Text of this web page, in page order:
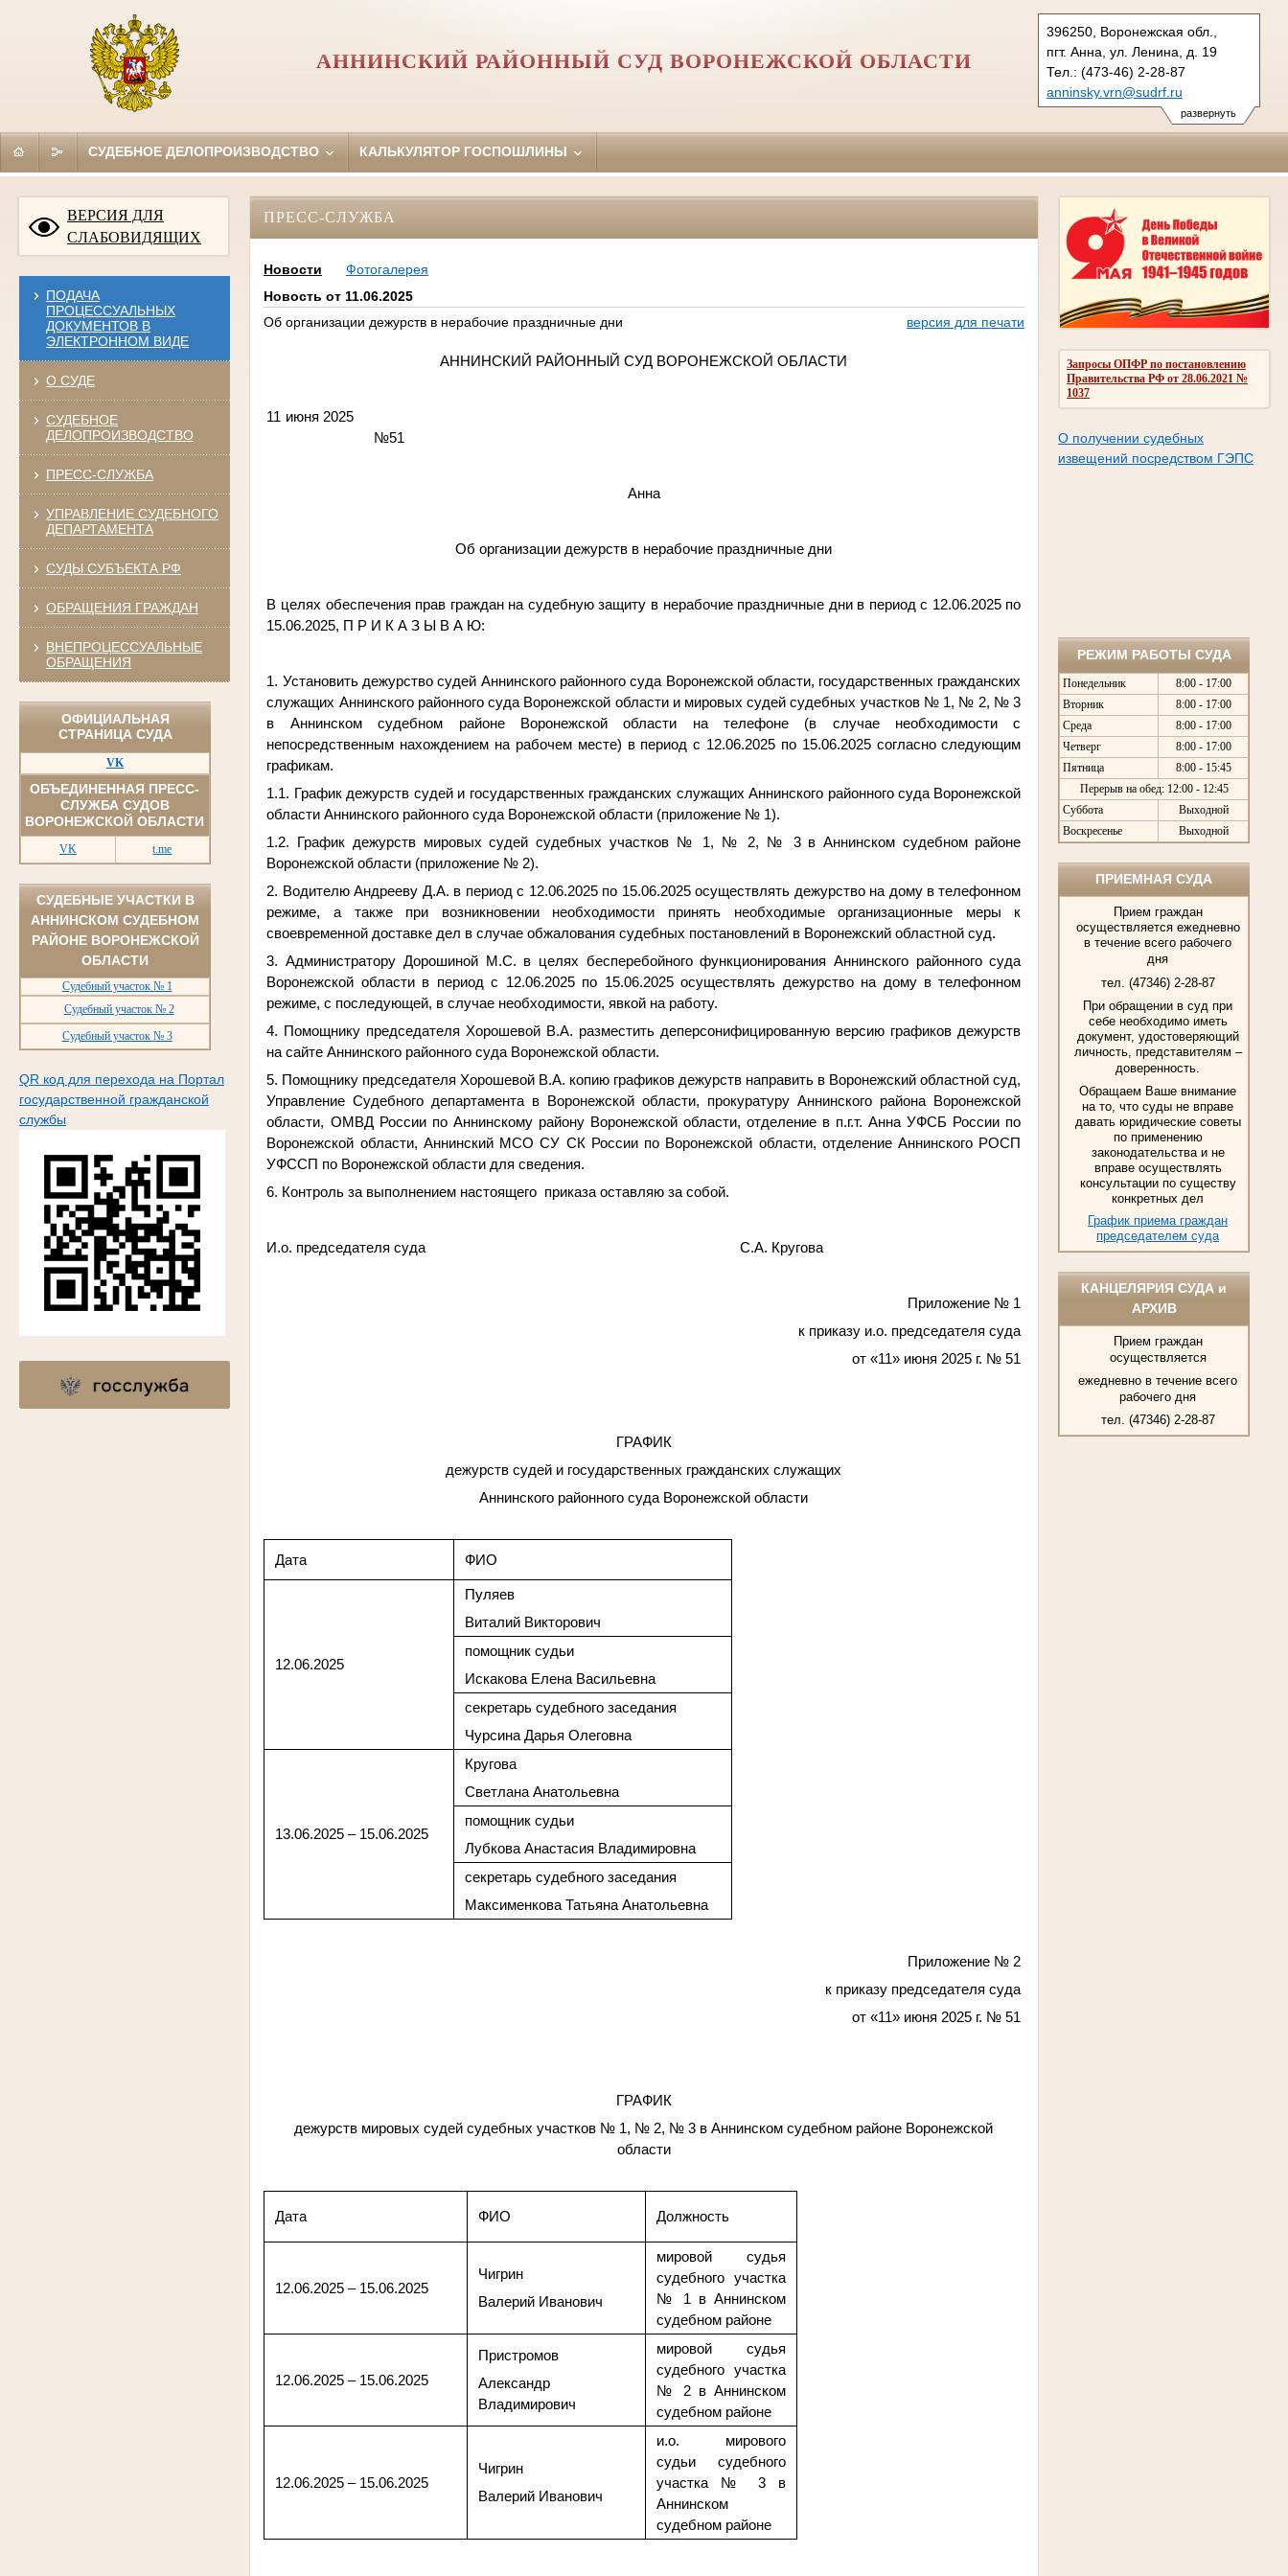
развернуть
396250, Воронежская обл.,
пгт. Анна, ул. Ленина, д. 19
Тел.: (473-46) 2-28-87
anninsky.vrn@sudrf.ru
схема проезда
АННИНСКИЙ РАЙОННЫЙ СУД ВОРОНЕЖСКОЙ ОБЛАСТИ
СУДЕБНОЕ ДЕЛОПРОИЗВОДСТВО КАЛЬКУЛЯТОР ГОСПОШЛИНЫ
ВЕРСИЯ ДЛЯ
СЛАБОВИДЯЩИХ
ПОДАЧА
ПРОЦЕССУАЛЬНЫХ
ДОКУМЕНТОВ В
ЭЛЕКТРОННОМ ВИДЕ
О СУДЕ
СУДЕБНОЕ
ДЕЛОПРОИЗВОДСТВО
ПРЕСС-СЛУЖБА
УПРАВЛЕНИЕ СУДЕБНОГО
ДЕПАРТАМЕНТА
СУДЫ СУБЪЕКТА РФ
ОБРАЩЕНИЯ ГРАЖДАН
ВНЕПРОЦЕССУАЛЬНЫЕ
ОБРАЩЕНИЯ
ОФИЦИАЛЬНАЯ
СТРАНИЦА СУДА
VK
ОБЪЕДИНЕННАЯ ПРЕСС-
СЛУЖБА СУДОВ
ВОРОНЕЖСКОЙ ОБЛАСТИ
VK t.me
СУДЕБНЫЕ УЧАСТКИ В
АННИНСКОМ СУДЕБНОМ
РАЙОНЕ ВОРОНЕЖСКОЙ
ОБЛАСТИ
Судебный участок № 1
Судебный участок № 2
Судебный участок № 3
QR код для перехода на Портал
государственной гражданской
службы
Запросы ОПФР по постановлению
Правительства РФ от 28.06.2021 №
1037
О получении судебных
извещений посредством ГЭПС
РЕЖИМ РАБОТЫ СУДА
Понедельник
8:00 - 17:00
Вторник
8:00 - 17:00
Среда
8:00 - 17:00
Четверг
8:00 - 17:00
Пятница
8:00 - 15:45
Перерыв на обед: 12:00 - 12:45
Суббота
Выходной
Воскресенье
Выходной
ПРИЕМНАЯ СУДА
Прием граждан
осуществляется ежедневно
в течение всего рабочего
дня
тел. (47346) 2-28-87
При обращении в суд при
себе необходимо иметь
документ, удостоверяющий
личность, представителям –
доверенность.
Обращаем Ваше внимание
на то, что суды не вправе
давать юридические советы
по применению
законодательства и не
вправе осуществлять
консультации по существу
конкретных дел
График приема граждан
председателем суда
КАНЦЕЛЯРИЯ СУДА и
АРХИВ
Прием граждан
осуществляется
ежедневно в течение всего
рабочего дня
тел. (47346) 2-28-87
ПРЕСС-СЛУЖБА
Новости
Фотогалерея
Новость от 11.06.2025
Об организации дежурств в нерабочие праздничные дни
версия для печати
АННИНСКИЙ РАЙОННЫЙ СУД ВОРОНЕЖСКОЙ ОБЛАСТИ
11 июня 2025
№51
Анна
Об организации дежурств в нерабочие праздничные дни
В целях обеспечения прав граждан на судебную защиту в нерабочие праздничные дни в период с 12.06.2025 по
15.06.2025, П Р И К А З Ы В А Ю:
1. Установить дежурство судей Аннинского районного суда Воронежской области, государственных гражданских
служащих Аннинского районного суда Воронежской области и мировых судей судебных участков № 1, № 2, № 3
в Аннинском судебном районе Воронежской области на телефоне (в случае необходимости с
непосредственным нахождением на рабочем месте) в период с 12.06.2025 по 15.06.2025 согласно следующим
графикам.
1.1. График дежурств судей и государственных гражданских служащих Аннинского районного суда Воронежской
области Аннинского районного суда Воронежской области (приложение № 1).
1.2. График дежурств мировых судей судебных участков № 1, № 2, № 3 в Аннинском судебном районе
Воронежской области (приложение № 2).
2. Водителю Андрееву Д.А. в период с 12.06.2025 по 15.06.2025 осуществлять дежурство на дому в телефонном
режиме, а также при возникновении необходимости принять необходимые организационные меры к
своевременной доставке дел в случае обжалования судебных постановлений в Воронежский областной суд.
3. Администратору Дорошиной М.С. в целях бесперебойного функционирования Аннинского районного суда
Воронежской области в период с 12.06.2025 по 15.06.2025 осуществлять дежурство на дому в телефонном
режиме, с последующей, в случае необходимости, явкой на работу.
4. Помощнику председателя Хорошевой В.А. разместить деперсонифицированную версию графиков дежурств
на сайте Аннинского районного суда Воронежской области.
5. Помощнику председателя Хорошевой В.А. копию графиков дежурств направить в Воронежский областной суд,
Управление Судебного департамента в Воронежской области, прокуратуру Аннинского района Воронежской
области, ОМВД России по Аннинскому району Воронежской области, отделение в п.г.т. Анна УФСБ России по
Воронежской области, Аннинский МСО СУ СК России по Воронежской области, отделение Аннинского РОСП
УФССП по Воронежской области для сведения.
6. Контроль за выполнением настоящего приказа оставляю за собой.
И.о. председателя суда С.А. Кругова
Приложение № 1
к приказу и.о. председателя суда
от «11» июня 2025 г. № 51
ГРАФИК
дежурств судей и государственных гражданских служащих
Аннинского районного суда Воронежской области
Дата ФИО
12.06.2025
Пуляев
Виталий Викторович
помощник судьи
Искакова Елена Васильевна
секретарь судебного заседания
Чурсина Дарья Олеговна
13.06.2025 – 15.06.2025
Кругова
Светлана Анатольевна
помощник судьи
Лубкова Анастасия Владимировна
секретарь судебного заседания
Максименкова Татьяна Анатольевна
Приложение № 2
к приказу председателя суда
от «11» июня 2025 г. № 51
ГРАФИК
дежурств мировых судей судебных участков № 1, № 2, № 3 в Аннинском судебном районе Воронежской
области
Дата ФИО Должность
12.06.2025 – 15.06.2025
Чигрин
Валерий Иванович
мировой судья
судебного участка
№ 1 в Аннинском
судебном районе
12.06.2025 – 15.06.2025
Пристромов
Александр
Владимирович
мировой судья
судебного участка
№ 2 в Аннинском
судебном районе
12.06.2025 – 15.06.2025
Чигрин
Валерий Иванович
и.о. мирового
судьи судебного
участка № 3 в
Аннинском
судебном районе